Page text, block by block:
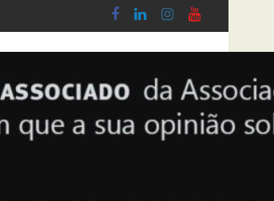
A/2026, de 28 de Janeiro
Diploma de transposição da Diretiva